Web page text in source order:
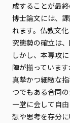
成することが最終
博士論文には、
れます。仏教文
究態勢の確立は
しかし、本専攻
陣が揃っていま
真摯かつ細緻な
つでもある合同
一堂に会して自
想や思考を存分に